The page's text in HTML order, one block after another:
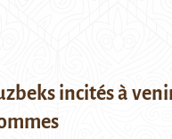
incités à